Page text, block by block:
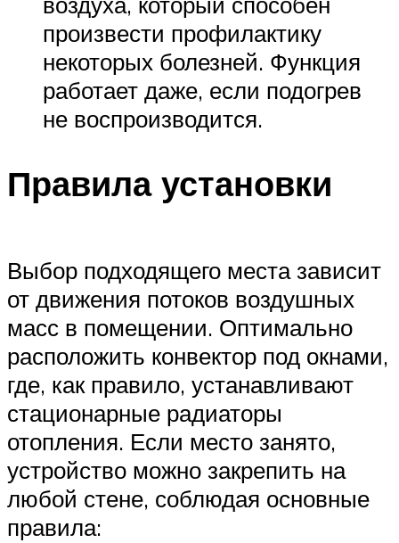
произвести профилактику
некоторых болезней. Функция
работает даже, если подогрев
не воспроизводится.
Правила установки
Выбор подходящего места зависит
от движения потоков воздушных
масс в помещении. Оптимально
расположить конвектор под окнами,
где, как правило, устанавливают
стационарные радиаторы
отопления. Если место занято,
устройство можно закрепить на
любой стене, соблюдая основные
правила: